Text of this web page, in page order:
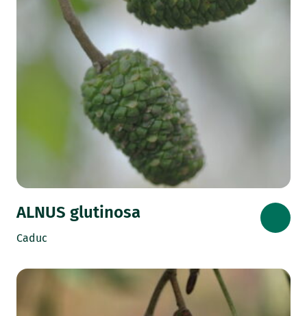
ALNUS glutinosa
Caduc